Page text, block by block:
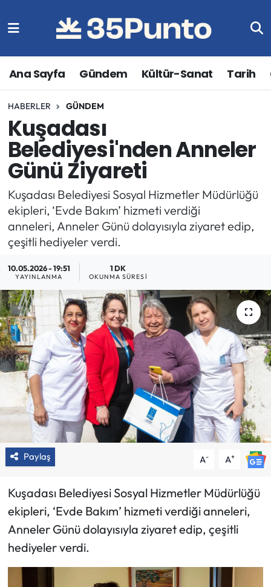
Ana Sayfa Gündem Kültür-Sanat Tarih
HABERLER GÜNDEM
Kuşadası
Belediyesi'nden Anneler
Günü Ziyareti
Kuşadası Belediyesi Sosyal Hizmetler Müdürlüğü
ekipleri, ‘Evde Bakım’ hizmeti verdiği
anneleri, Anneler Günü dolayısıyla ziyaret edip,
çeşitli hediyeler verdi.
10.05.2026 - 19:51
YAYINLANMA
1 DK
OKUNMA SÜRESI
Paylaş A- A+
Kuşadası Belediyesi Sosyal Hizmetler Müdürlüğü
ekipleri, ‘Evde Bakım’ hizmeti verdiği anneleri,
Anneler Günü dolayısıyla ziyaret edip, çeşitli
hediyeler verdi.